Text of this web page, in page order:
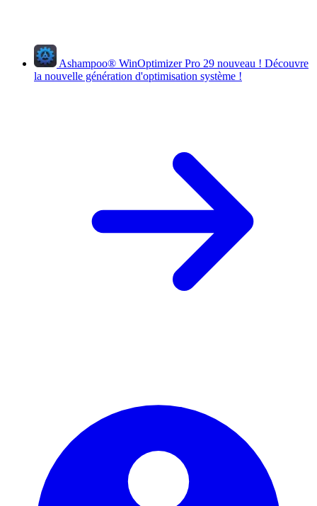
Ashampoo® WinOptimizer Pro 29 nouveau ! Découvre
la nouvelle génération d'optimisation système !